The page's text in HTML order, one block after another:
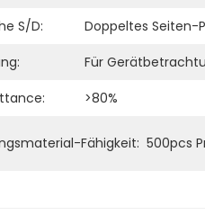
S/D:
Doppeltes Seiten-
Für
>80%
Fähigkeit: 500pcs